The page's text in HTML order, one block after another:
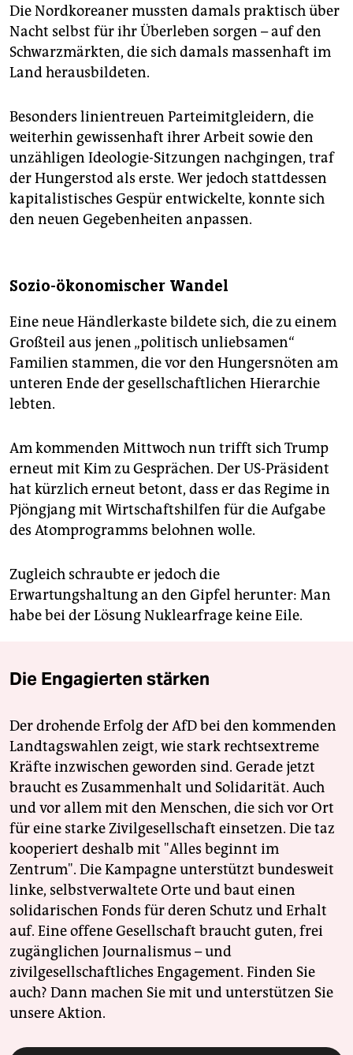
Die Nordkoreaner mussten damals praktisch über
Nacht selbst für ihr Überleben sorgen – auf den
Schwarzmärkten, die sich damals massenhaft im
Land herausbildeten.
Besonders linientreuen Parteimitgleidern, die
weiterhin gewissenhaft ihrer Arbeit sowie den
unzähligen Ideologie-Sitzungen nachgingen, traf
der Hungerstod als erste. Wer jedoch stattdessen
kapitalistisches Gespür entwickelte, konnte sich
den neuen Gegebenheiten anpassen.
Sozio-ökonomischer Wandel
Eine neue Händlerkaste bildete sich, die zu einem
Großteil aus jenen „politisch unliebsamen“
Familien stammen, die vor den Hungersnöten am
unteren Ende der gesellschaftlichen Hierarchie
lebten.
Am kommenden Mittwoch nun trifft sich Trump
erneut mit Kim zu Gesprächen. Der US-Präsident
hat kürzlich erneut betont, dass er das Regime in
Pjöngjang mit Wirtschaftshilfen für die Aufgabe
des Atomprogramms belohnen wolle.
Zugleich schraubte er jedoch die
Erwartungshaltung an den Gipfel herunter: Man
habe bei der Lösung Nuklearfrage keine Eile.
Die Engagierten stärken
Der drohende Erfolg der AfD bei den kommenden
Landtagswahlen zeigt, wie stark rechtsextreme
Kräfte inzwischen geworden sind. Gerade jetzt
braucht es Zusammenhalt und Solidarität. Auch
und vor allem mit den Menschen, die sich vor Ort
für eine starke Zivilgesellschaft einsetzen. Die taz
kooperiert deshalb mit "Alles beginnt im
Zentrum". Die Kampagne unterstützt bundesweit
linke, selbstverwaltete Orte und baut einen
solidarischen Fonds für deren Schutz und Erhalt
auf. Eine offene Gesellschaft braucht guten, frei
zugänglichen Journalismus – und
zivilgesellschaftliches Engagement. Finden Sie
auch? Dann machen Sie mit und unterstützen Sie
unsere Aktion.